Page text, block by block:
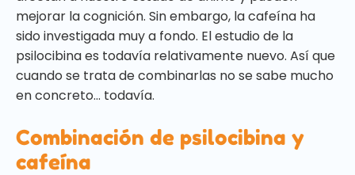
mejorar la cognición. Sin embargo, la cafeína ha
sido investigada muy a fondo. El estudio de la
psilocibina es todavía relativamente nuevo. Así que
cuando se trata de combinarlas no se sabe mucho
en concreto... todavía.
Combinación de psilocibina y
cafeína